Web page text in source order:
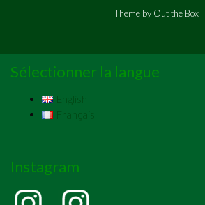
Theme by Out the Box
Sélectionner la langue
English
Français
Instagram